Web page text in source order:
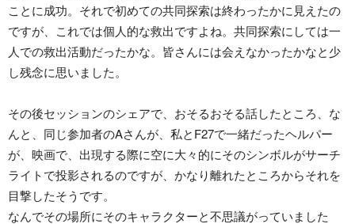
ことに成功。それで初めての共同探索は終わったかに見えたの
ですが、これでは個人的な救出ですよね。共同探索にしては一
人での救出活動だったかな。皆さんには会えなかったかなと少
し残念に思いました。
その後セッションのシェアで、おそるおそる話したところ、な
んと、同じ参加者のAさんが、私とF27で一緒だったヘルパー
が、映画で、出現する際に空に大々的にそのシンボルがサーチ
ライトで投影されるのですが、かなり離れたところからそれを
目撃したそうです。
なんでその場所にそのキャラクターと不思議がっていました